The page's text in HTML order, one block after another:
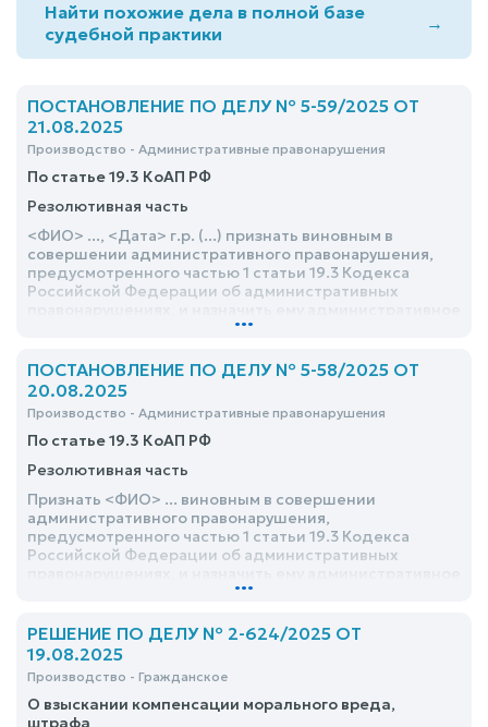
Найти похожие дела в полной базе
судебной практики
→
ПОСТАНОВЛЕНИЕ ПО ДЕЛУ № 5-59/2025 ОТ
21.08.2025
Производство - Административные правонарушения
По статье 19.3 КоАП РФ
Резолютивная часть
<ФИО> ..., <Дата> г.р. (...) признать виновным в
совершении административного правонарушения,
предусмотренного частью 1 статьи 19.3 Кодекса
Российской Федерации об административных
наказание в виде административного штрафа в
...
ПОСТАНОВЛЕНИЕ ПО ДЕЛУ № 5-58/2025 ОТ
20.08.2025
Производство - Административные правонарушения
По статье 19.3 КоАП РФ
Резолютивная часть
Признать <ФИО> ... виновным в совершении
административного правонарушения,
предусмотренного частью 1 статьи 19.3 Кодекса
Российской Федерации об административных
наказание в виде административного ареста на срок
...
РЕШЕНИЕ ПО ДЕЛУ № 2-624/2025 ОТ
19.08.2025
Производство - Гражданское
О взыскании компенсации морального вреда,
штрафа